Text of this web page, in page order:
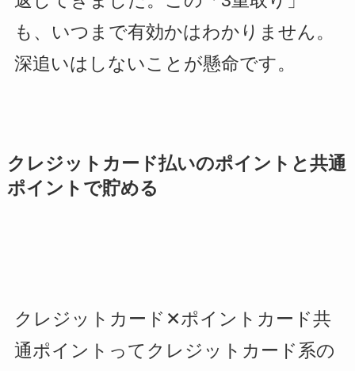
も、いつまで有効かはわかりません。
深追いはしないことが懸命です。
クレジットカード払いのポイントと共通
ポイントで貯める
クレジットカード✕ポイントカード共
通ポイントってクレジットカード系の